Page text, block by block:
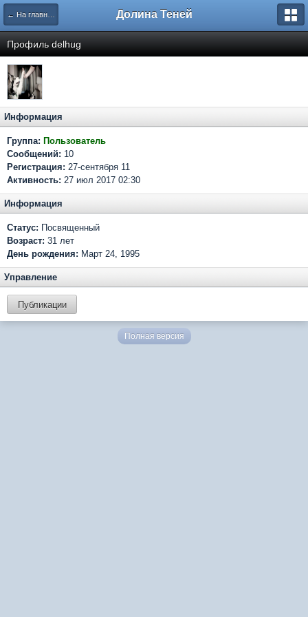
← На главную Долина Теней
Профиль delhug
Информация
Группа: Пользователь
Сообщений: 10
Регистрация: 27-сентября 11
Активность: 27 июл 2017 02:30
Информация
Статус: Посвященный
Возраст: 31 лет
День рождения: Март 24, 1995
Управление
Публикации
Полная версия